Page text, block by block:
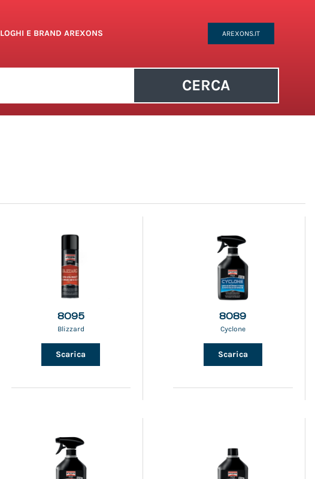
LOGHI E BRAND AREXONS AREXONS.IT
CERCA
8095
Blizzard
Scarica
8089
Cyclone
Scarica